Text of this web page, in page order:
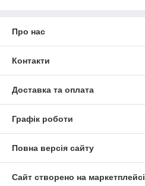
Про нас
Контакти
Доставка та оплата
Графік роботи
Повна версія сайту
Сайт створено на маркетплейсі